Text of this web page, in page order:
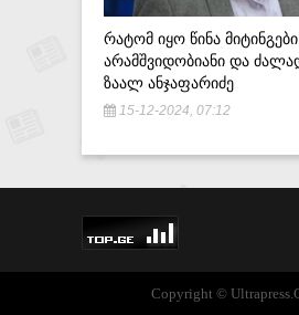
ᲠᲐᲢᲝᲛ ᲘᲧᲝ ᲬᲘᲜᲐ ᲛᲘᲢᲘᲜᲒᲔᲑᲘ
ᲐᲠᲐᲛᲨᲕᲘᲓᲝᲑᲘᲐᲜᲘ ᲓᲐ
ᲖᲐᲐᲚ ᲐᲜᲯᲐᲤᲐᲠᲘᲫᲔ
15-12-2024, 07:12
Copyright ©